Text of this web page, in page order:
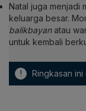
Natal juga menjadi
keluarga besar.
balikbayanatau
untuk kembali
! Ringkasan